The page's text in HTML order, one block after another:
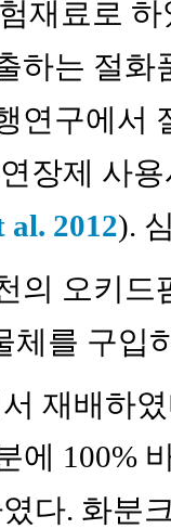
재료로
하는 절
연구에서
장제 사
al. 2012).
의 오키
체를 구입
재배하
100%
다. 화분